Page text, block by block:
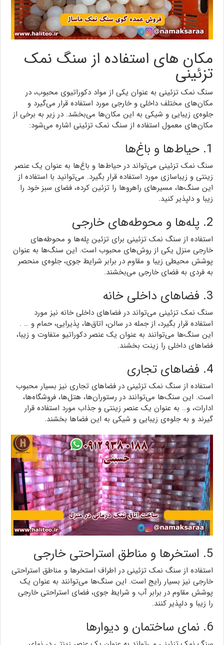
مکان های استفاده از سنگ نمک
تزئینی
سنگ نمک تزئینی به عنوان یکی از مواد دکوراتیوی محبوب، در
مکان‌های مختلف داخلی و خارجی مورد استفاده قرار می‌گیرد و
جلوه‌ی زیبایی و شیکی به این مکان‌ها می‌بخشد. در زیر به برخی از
مکان‌های معمول استفاده از سنگ نمک تزئینی اشاره می‌شود:
1. حیاط‌ها و باغ‌ها
سنگ نمک تزئینی می‌تواند در حیاط‌ها و باغ‌ها به عنوان یک عنصر
زینتی و زیباسازی مورد استفاده قرار بگیرد. می‌توانید با استفاده از
این سنگ‌ها، مسیرهای راهروها را تزئین کرده، فضای سبز خود را
زیبا و دلپذیر کنید.
2. پله‌ها و محوطه‌های خارجی
استفاده از سنگ نمک تزئینی برای تزئین پله‌ها و محوطه‌های
خارجی منزل یکی از روش‌های محبوب است. این سنگ‌ها به عنوان
پوشش محیطی زیبا و مقاوم در برابر شرایط جوی، جلوه‌ی منحصر
به فردی به فضای خارجی می‌بخشند.
3. فضاهای داخلی خانه
سنگ نمک تزئینی می‌تواند در فضاهای داخلی خانه نیز مورد
استفاده قرار بگیرد، از جمله در سالن، اتاق‌ها، پذیرایی، حمام و … .
این سنگ‌ها می‌توانند به عنوان یک عنصر دکوراتیو متفاوت و زیبا،
فضاهای داخلی را زینت بخشند.
4. فضاهای تجاری
استفاده از سنگ نمک تزئینی در فضاهای تجاری نیز بسیار محبوب
است. این سنگ‌ها می‌توانند در رستوران‌ها، هتل‌ها، فروشگاه‌ها،
ادارات، و… به عنوان یک عنصر زینتی و جذاب مورد استفاده قرار
گیرند و به جلوه‌ی زیبایی و شیکی به این فضاها بخشند.
5. استخرها و مناطق استراحتی خارجی
استفاده از سنگ نمک تزئینی در اطراف استخرها و مناطق استراحتی
خارجی نیز بسیار رایج است. این سنگ‌ها می‌توانند به عنوان یک
پوشش مقاوم در برابر آب و شرایط جوی، فضای استراحتی خارجی
را زیبا و دلپذیر کنند.
6. نمای ساختمان و دیوارها